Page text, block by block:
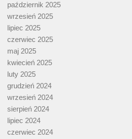
październik 2025
wrzesień 2025
lipiec 2025
czerwiec 2025
maj 2025
kwiecień 2025
luty 2025
grudzień 2024
wrzesień 2024
sierpień 2024
lipiec 2024
czerwiec 2024